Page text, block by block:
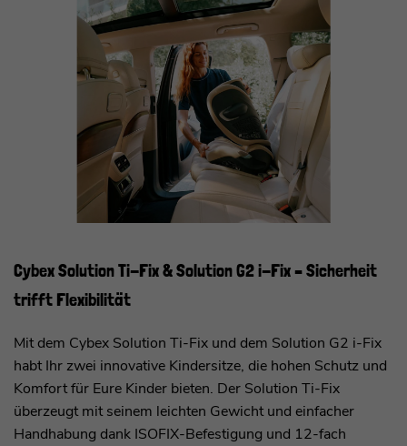
Cybex Solution Ti-Fix & Solution G2 i-Fix – Sicherheit
trifft Flexibilität
Mit dem Cybex Solution Ti-Fix und dem Solution G2 i-Fix
habt Ihr zwei innovative Kindersitze, die hohen Schutz und
Komfort für Eure Kinder bieten. Der Solution Ti-Fix
überzeugt mit seinem leichten Gewicht und einfacher
Handhabung dank ISOFIX-Befestigung und 12-fach